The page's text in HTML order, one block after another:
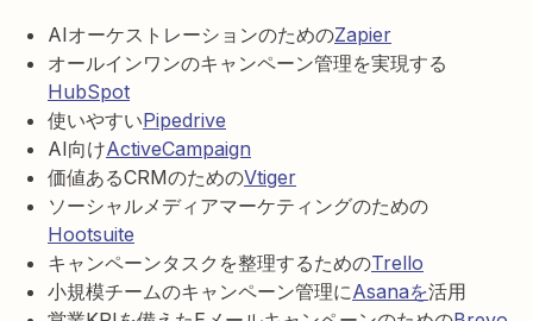
AIオーケストレーションのためのZapier
オールインワンのキャンペーン管理を実現する
HubSpot
使いやすいPipedrive
AI向けActiveCampaign
価値あるCRMのためのVtiger
ソーシャルメディアマーケティングのための
Hootsuite
キャンペーンタスクを整理するためのTrello
小規模チームのキャンペーン管理にAsanaを活用